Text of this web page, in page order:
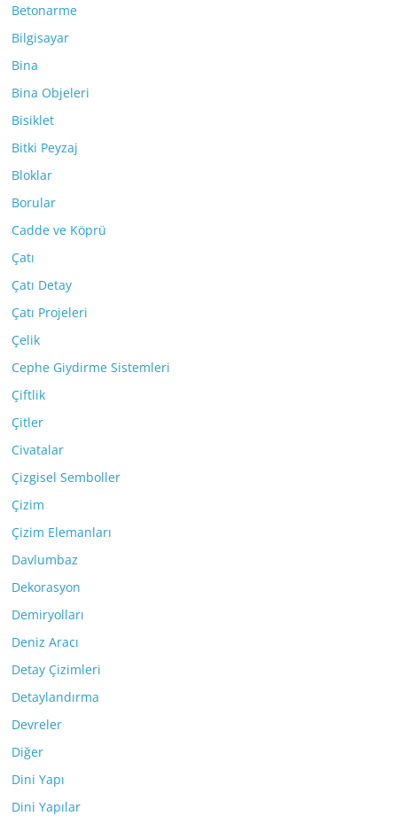
Betonarme
Bilgisayar
Bina
Bina Objeleri
Bisiklet
Bitki Peyzaj
Bloklar
Borular
Cadde ve Köprü
Çatı
Çatı Detay
Çatı Projeleri
Çelik
Cephe Giydirme Sistemleri
Çiftlik
Çitler
Civatalar
Çizgisel Semboller
Çizim
Çizim Elemanları
Davlumbaz
Dekorasyon
Demiryolları
Deniz Aracı
Detay Çizimleri
Detaylandırma
Devreler
Diğer
Dini Yapı
Dini Yapılar